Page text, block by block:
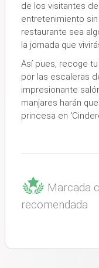
de los visitantes
entretenimiento
restaurante sea
la jornada que
Así pues, recoge
por las escaleras
impresionante
manjares harán
princesa en
Marcada
recomendada